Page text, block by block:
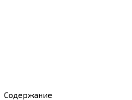
Содержание